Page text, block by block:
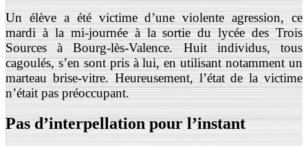
Un élève a été victime d’une violente agression, ce
mardi à la mi-journée à la sortie du lycée des Trois
Sources à Bourg-lès-Valence. Huit individus, tous
cagoulés, s’en sont pris à lui, en utilisant notamment un
marteau brise-vitre. Heureusement, l’état de la victime
n’était pas préoccupant.
Pas d’interpellation pour l’instant